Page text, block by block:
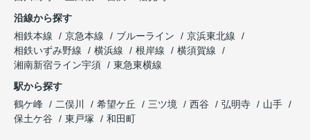
沿線から探す
相鉄本線
京急本線 ブルーライン
京浜東北線
相鉄いずみ野線
横浜線 根岸線
横須賀線
湘南新宿ライン宇須
東急東横線
駅から探す
鶴ケ峰
二俣川 希望ケ丘 三ツ境 西谷 弘明寺
山手
保土ケ谷
東戸塚 和田町